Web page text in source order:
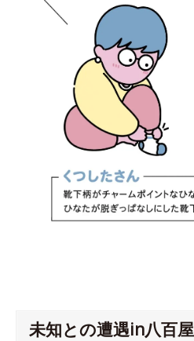
未知との遭遇in八百屋